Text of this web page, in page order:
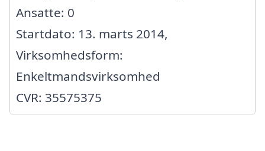
Ansatte: 0
Startdato: 13. marts 2014,
Virksomhedsform:
Enkeltmandsvirksomhed
CVR: 35575375